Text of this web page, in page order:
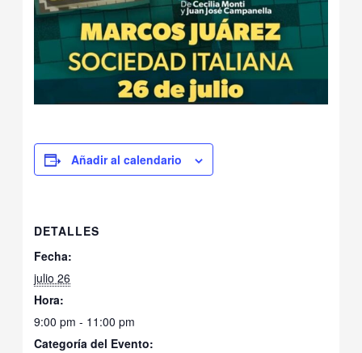
Añadir al calendario
DETALLES
Fecha:
julio 26
Hora:
9:00 pm - 11:00 pm
Categoría del Evento: